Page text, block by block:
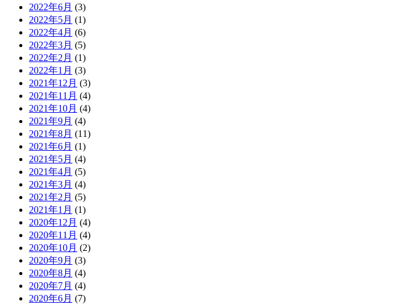
2022年6月 (3)
2022年5月 (1)
2022年4月 (6)
2022年3月 (5)
2022年2月 (1)
2022年1月 (3)
2021年12月 (3)
2021年11月 (4)
2021年10月 (4)
2021年9月 (4)
2021年8月 (11)
2021年6月 (1)
2021年5月 (4)
2021年4月 (5)
2021年3月 (4)
2021年2月 (5)
2021年1月 (1)
2020年12月 (4)
2020年11月 (4)
2020年10月 (2)
2020年9月 (3)
2020年8月 (4)
2020年7月 (4)
2020年6月 (7)